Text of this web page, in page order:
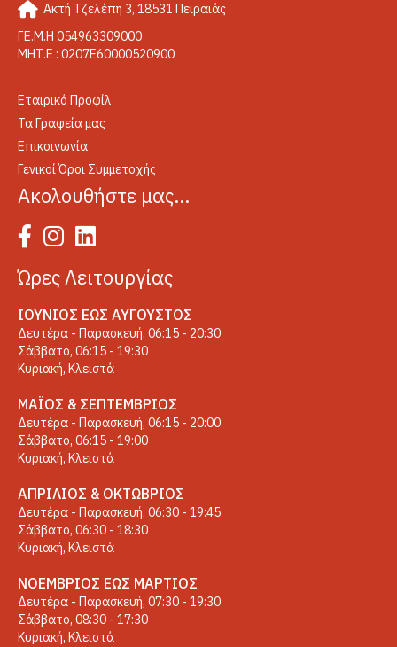
Ακτή Τζελέπη 3, 18531 Πειραιάς
ΓΕ.Μ.Η 054963309000
ΜΗΤ.Ε : 0207Ε60000520900
Εταιρικό Προφίλ
Τα Γραφεία μας
Επικοινωνία
Γενικοί Όροι Συμμετοχής
Ακολουθήστε μας…
Ώρες Λειτουργίας
ΙΟΎΝΙΟΣ ΈΩΣ ΑΎΓΟΥΣΤΟΣ
Δευτέρα - Παρασκευή, 06:15 - 20:30
Σάββατο, 06:15 - 19:30
Κυριακή, Κλειστά
ΜΆΙΟΣ & ΣΕΠΤΈΜΒΡΙΟΣ
Δευτέρα - Παρασκευή, 06:15 - 20:00
Σάββατο, 06:15 - 19:00
Κυριακή, Κλειστά
ΑΠΡΊΛΙΟΣ & ΟΚΤΏΒΡΙΟΣ
Δευτέρα - Παρασκευή, 06:30 - 19:45
Σάββατο, 06:30 - 18:30
Κυριακή, Κλειστά
ΝΟΈΜΒΡΙΟΣ ΈΩΣ ΜΆΡΤΙΟΣ
Δευτέρα - Παρασκευή, 07:30 - 19:30
Σάββατο, 08:30 - 17:30
Κυριακή, Κλειστά